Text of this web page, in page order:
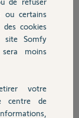
ou certains
cookies
site Somfy
moins
votre
centre de